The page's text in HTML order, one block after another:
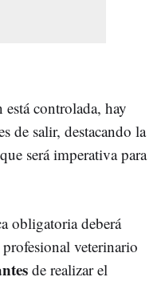
controlada, hay
de salir, destacando la
será imperativa para
obligatoria deberá
veterinario
de realizar el